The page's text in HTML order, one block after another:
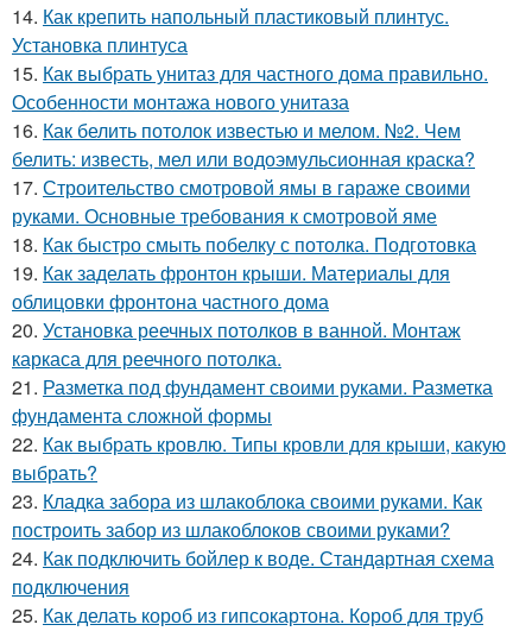
14. Как крепить напольный пластиковый плинтус.
Установка плинтуса
15. Как выбрать унитаз для частного дома правильно.
Особенности монтажа нового унитаза
16. Как белить потолок известью и мелом. №2. Чем
белить: известь, мел или водоэмульсионная краска?
17. Строительство смотровой ямы в гараже своими
руками. Основные требования к смотровой яме
18. Как быстро смыть побелку с потолка. Подготовка
19. Как заделать фронтон крыши. Материалы для
облицовки фронтона частного дома
20. Установка реечных потолков в ванной. Монтаж
каркаса для реечного потолка.
21. Разметка под фундамент своими руками. Разметка
фундамента сложной формы
22. Как выбрать кровлю. Типы кровли для крыши, какую
выбрать?
23. Кладка забора из шлакоблока своими руками. Как
построить забор из шлакоблоков своими руками?
24. Как подключить бойлер к воде. Стандартная схема
подключения
25. Как делать короб из гипсокартона. Короб для труб